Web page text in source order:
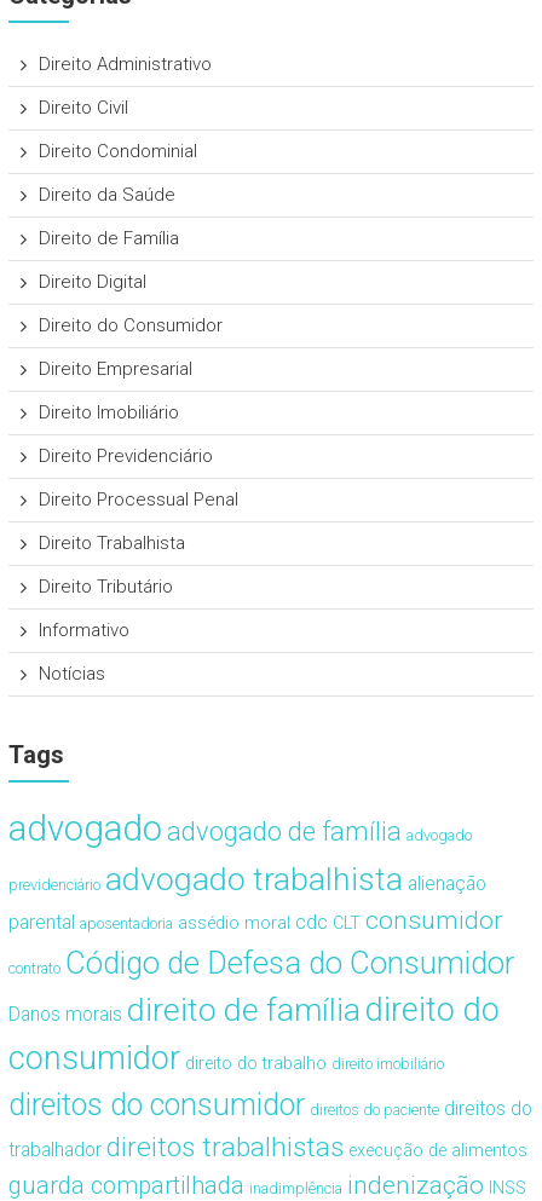
Direito Administrativo
Direito Civil
Direito Condominial
Direito da Saúde
Direito de Família
Direito Digital
Direito do Consumidor
Direito Empresarial
Direito Imobiliário
Direito Previdenciário
Direito Processual Penal
Direito Trabalhista
Direito Tributário
Informativo
Notícias
Tags
advogado advogado de família advogado
previdenciário advogado trabalhista alienação
parental aposentadoria assédio moral cdc CLT consumidor
contrato Código de Defesa do Consumidor
Danos morais direito de famíliadireito do
consumidor direito do trabalho direito imobiliário
direitos do consumidor direitos do paciente direitos do
trabalhador direitos trabalhistas execução de alimentos
guarda compartilhada inadimplência indenização INSS